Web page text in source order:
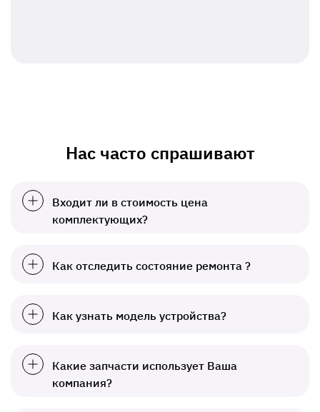
Нас часто спрашивают
Входит ли в стоимость цена
комплектующих?
Как отследить состояние ремонта ?
Как узнать модель устройства?
Какие запчасти использует Ваша
компания?